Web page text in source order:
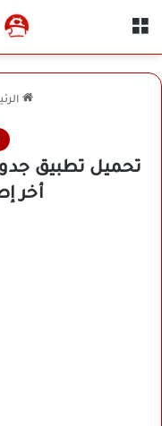
أخر إصدار